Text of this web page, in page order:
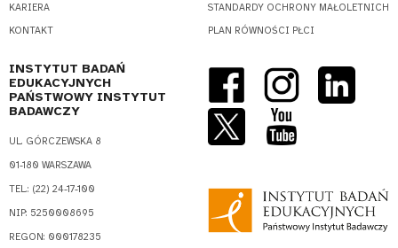
KARIERA
KONTAKT
STANDARDY OCHRONY MAŁOLETNICH
PLAN RÓWNOŚCI PŁCI
INSTYTUT BADAŃ
EDUKACYJNYCH
PAŃSTWOWY INSTYTUT
BADAWCZY
UL. GÓRCZEWSKA 8
01-180 WARSZAWA
TEL.: (22) 24-17-100
NIP: 5250008695
REGON: 000178235